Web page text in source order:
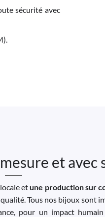
sécurité avec
et avec
etune production sur
Tous nos bijoux sont
pour un impact